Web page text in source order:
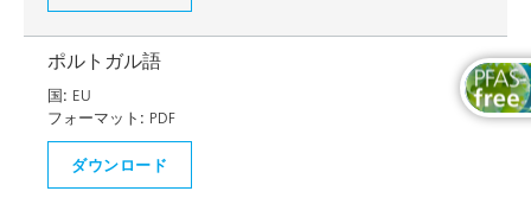
ポルトガル語
国: EU
フォーマット: PDF
ダウンロード